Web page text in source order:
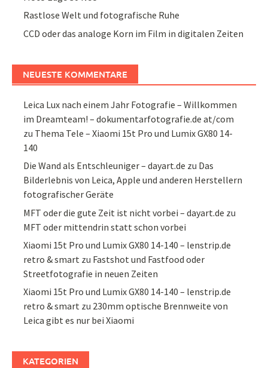
Rastlose Welt und fotografische Ruhe
CCD oder das analoge Korn im Film in digitalen Zeiten
NEUESTE KOMMENTARE
Leica Lux nach einem Jahr Fotografie – Willkommen
im Dreamteam! – dokumentarfotografie.de at/com
zu Thema Tele – Xiaomi 15t Pro und Lumix GX80 14-
140
Die Wand als Entschleuniger – dayart.de zu Das
Bilderlebnis von Leica, Apple und anderen Herstellern
fotografischer Geräte
MFT oder die gute Zeit ist nicht vorbei – dayart.de zu
MFT oder mittendrin statt schon vorbei
Xiaomi 15t Pro und Lumix GX80 14-140 – lenstrip.de
retro & smart zu Fastshot und Fastfood oder
Streetfotografie in neuen Zeiten
Xiaomi 15t Pro und Lumix GX80 14-140 – lenstrip.de
retro & smart zu 230mm optische Brennweite von
Leica gibt es nur bei Xiaomi
KATEGORIEN